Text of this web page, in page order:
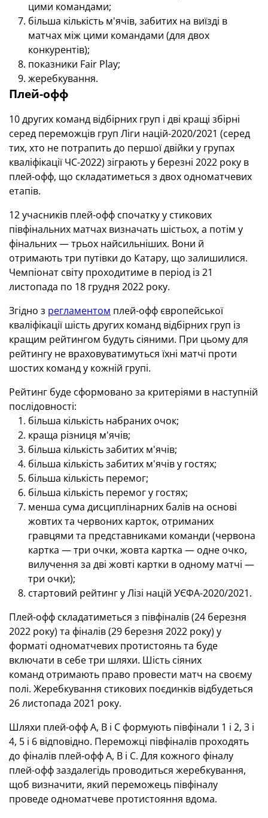
цими командами;
більша кількість м'ячів, забитих на виїзді в
матчах між цими командами (для двох
конкурентів);
показники Fair Play;
жеребкування.
Плей-офф
10 других команд відбірних груп і дві кращі збірні
серед переможців груп Ліги націй-2020/2021 (серед
тих, хто не потрапить до першої двійки у групах
кваліфікації ЧС-2022) зіграють у березні 2022 року в
плей-офф, що складатиметься з двох одноматчевих
етапів.
12 учасників плей-офф спочатку у стикових
півфінальних матчах визначать шістьох, а потім у
фінальних — трьох найсильніших. Вони й
отримають три путівки до Катару, що залишилися.
Чемпіонат світу проходитиме в період із 21
листопада по 18 грудня 2022 року.
Згідно з регламентом плей-офф європейської
кваліфікації шість других команд відбірних груп із
кращим рейтингом будуть сіяними. При цьому для
рейтингу не враховуватимуться їхні матчі проти
шостих команд у кожній групі.
Рейтинг буде сформовано за критеріями в наступній
послідовності:
більша кількість набраних очок;
краща різниця м'ячів;
більша кількість забитих м'ячів;
більша кількість забитих м'ячів у гостях;
більша кількість перемог;
більша кількість перемог у гостях;
менша сума дисциплінарних балів на основі
жовтих та червоних карток, отриманих
гравцями та представниками команди (червона
картка — три очки, жовта картка — одне очко,
вилучення за дві жовті картки в одному матчі —
три очки);
стартовий рейтинг у Лізі націй УЄФА-2020/2021.
Плей-офф складатиметься з півфіналів (24 березня
2022 року) та фіналів (29 березня 2022 року) у
форматі одноматчевих протистоянь та буде
включати в себе три шляхи. Шість сіяних
команд отримають право провести матч на своєму
полі. Жеребкування стикових поєдинків відбудеться
26 листопада 2021 року.
Шляхи плей-офф А, В і С формують півфінали 1 і 2, 3 і
4, 5 і 6 відповідно. Переможці півфіналів проходять
до фіналів плей-офф А, В і С. Для кожного фіналу
плей-офф заздалегідь проводиться жеребкування,
щоб визначити, який переможець півфіналу
проведе одноматчеве протистояння вдома.